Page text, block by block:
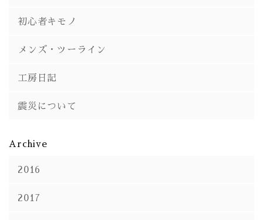
初心者キモノ
メンズ・ツーライン
工房日記
震災について
Archive
2016
2017